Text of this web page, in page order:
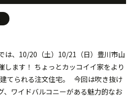
は、10/20（土）10/21（日）豊川市山
します！ ちょっとカッコイイ家をより
てられる注文住宅。 今回は吹き抜け
、ワイドバルコニーがある魅力的なお